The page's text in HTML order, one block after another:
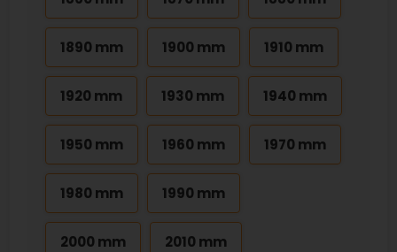
1890 mm 1900 mm 1910 mm
1920 mm 1930 mm 1940 mm
1950 mm 1960 mm 1970 mm
1980 mm 1990 mm
2000 mm 2010 mm